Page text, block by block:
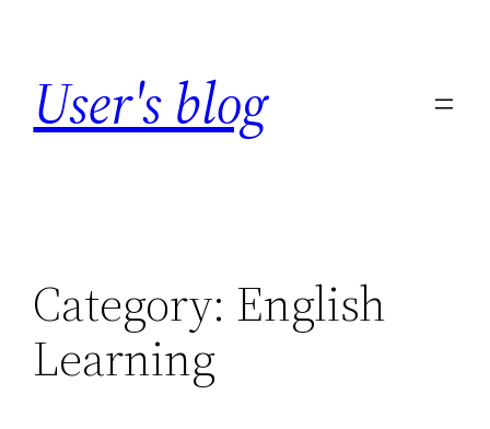
content
User's blog
Category: English
Learning